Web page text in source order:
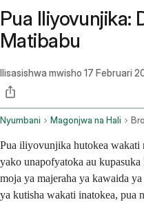
Pua Iliyovunjika:
Matibabu
Ilisasishwa mwisho 17 Februari
Nyumbani Magonjwa na Hali
Pua iliyovunjika hutokea wakati
yako unapofyatoka au
moja ya majeraha ya kawaida
ya kutisha wakati inatokea,